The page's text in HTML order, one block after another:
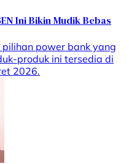
Ini Bikin Mudik Bebas
power bank yang
produk ini tersedia di
2026.